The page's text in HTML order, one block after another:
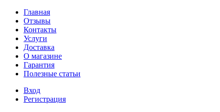
Главная
Отзывы
Контакты
Услуги
Доставка
О магазине
Гарантия
Полезные статьи
Вход
Регистрация